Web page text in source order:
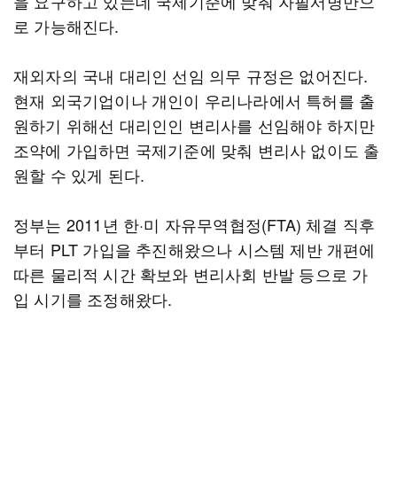
로 가능해진다.
재외자의 국내 대리인 선임 의무 규정은 없어진다.
현재 외국기업이나 개인이 우리나라에서 특허를 출
원하기 위해선 대리인인 변리사를 선임해야 하지만
조약에 가입하면 국제기준에 맞춰 변리사 없이도 출
원할 수 있게 된다.
정부는 2011년 한·미 자유무역협정(FTA) 체결 직후
부터 PLT 가입을 추진해왔으나 시스템 제반 개편에
따른 물리적 시간 확보와 변리사회 반발 등으로 가
입 시기를 조정해왔다.